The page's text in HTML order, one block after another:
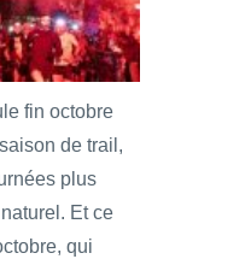
fin octobre
de trail,
plus
Et ce
qui